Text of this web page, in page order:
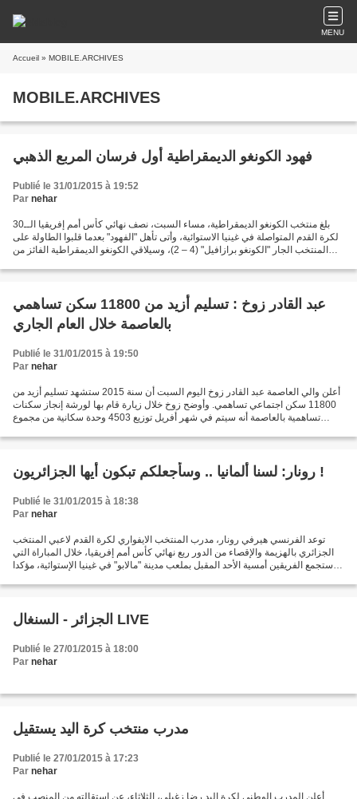
MENU
Accueil » MOBILE.ARCHIVES
MOBILE.ARCHIVES
فهود الكونغو الديمقراطية أول فرسان المربع الذهبي
Publié le 31/01/2015 à 19:52
Par nehar
بلغ منتخب الكونغو الديمقراطية، مساء السبت، نصف نهائي كأس أمم إفريقيا الــ30
لكرة القدم المتواصلة في غينيا الاستوائية، وأتى تأهل "الفهود" بعدما قلبوا الطاولة على
المنتخب الجار "الكونغو برازافيل" (4 – 2)، وسيلاقي الكونغو الديمقراطية الفائز من
عبد القادر زوخ : تسليم أزيد من 11800 سكن تساهمي
بالعاصمة خلال العام الجاري
Publié le 31/01/2015 à 19:50
Par nehar
أعلن والي العاصمة عبد القادر زوخ اليوم السبت أن سنة 2015 ستشهد تسليم أزيد من
11800 سكن اجتماعي تساهمي. وأوضح زوخ خلال زيارة قام بها لورشة إنجاز سكنات
تساهمية بالعاصمة أنه سيتم في شهر أفريل توزيع 4503 وحدة سكانية من مجموع
رونار: لسنا ألمانيا .. وسأجعلكم تبكون أيها الجزائريون !
Publié le 31/01/2015 à 18:38
Par nehar
توعد الفرنسي هيرفي رونار، مدرب المنتخب الايفواري لكرة القدم لاعبي المنتخب
الجزائري بالهزيمة والإقصاء من الدور ربع نهائي كأس أمم إفريقيا، خلال المباراة التي
ستجمع الفريقين أمسية الأحد المقبل بملعب مدينة "مالابو" في غينيا الإستوائية، مؤكدا
الجزائر - السنغال LIVE
Publié le 27/01/2015 à 18:00
Par nehar
مدرب منتخب كرة اليد يستقيل
Publié le 27/01/2015 à 17:23
Par nehar
أعلن المدرب الوطني لكرة اليد رضا زغيلي، الثلاثاء، عن استقالته من المنصب في